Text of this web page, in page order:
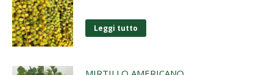
Leggi tutto